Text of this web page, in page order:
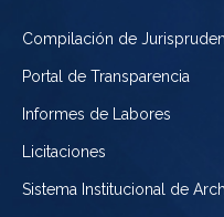
Compilación de
Portal de Transparencia
Informes de Labores
Licitaciones
Sistema Institucional de